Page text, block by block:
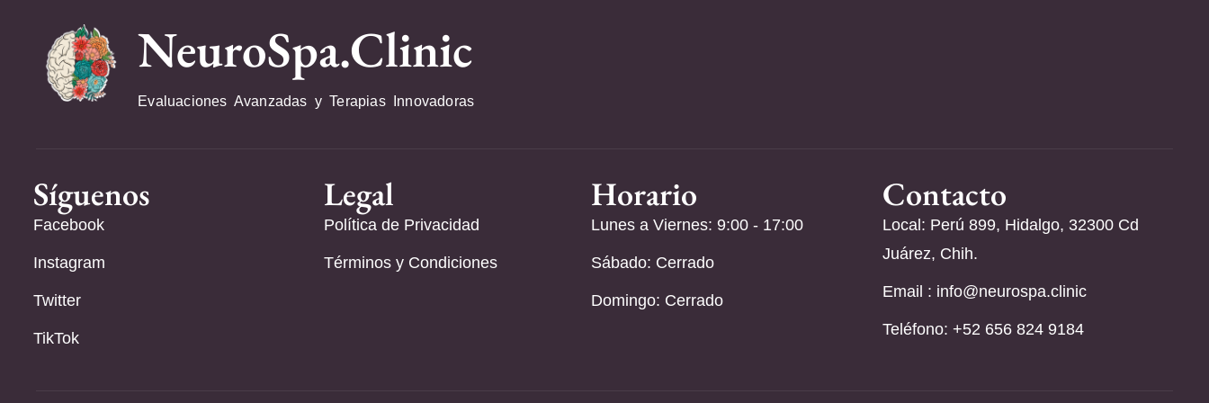
NeuroSpa.Clinic
Evaluaciones Avanzadas y Terapias Innovadoras
Síguenos
Facebook
Instagram
Twitter
TikTok
Legal
Política de Privacidad
Términos y Condiciones
Horario
Lunes a Viernes: 9:00 - 17:00
Sábado: Cerrado
Domingo: Cerrado
Contacto
Local: Perú 899, Hidalgo, 32300 Cd
Juárez, Chih.
Email : info@neurospa.clinic
Teléfono: ‪+52 656 824 9184‬